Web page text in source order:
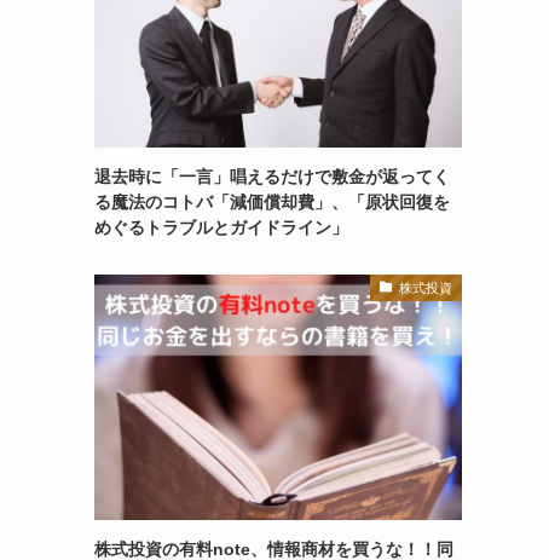
退去時に「一言」唱えるだけで敷金が返ってく
る魔法のコトバ「減価償却費」、「原状回復を
めぐるトラブルとガイドライン」
株式投資
株式投資の有料note、情報商材を買うな！！同